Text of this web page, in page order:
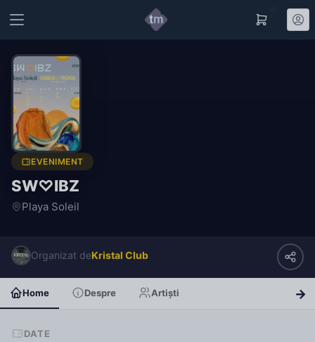
EVENIMENT
SW♡IBZ
Playa Soleil
Organizat deKristal Club
Home Despre Artiști
DATE